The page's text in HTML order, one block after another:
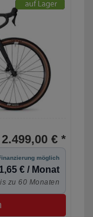
2.499,00 € *
möglich
€ / Monat
zu 60 Monaten